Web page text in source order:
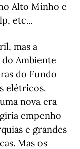
Alto Minho e
etc...
mas a
Ambiente
do Fundo
elétricos.
nova era
empenho
e grandes
Mas os